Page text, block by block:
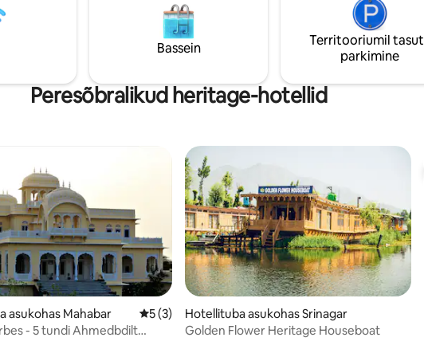
kirikuid ja mošeesid 🏛️
ja kultuuriaardeid 🛏️
läbimõeldult kujundatud tuba
töötamiseks. Söögirajatis: ülalpool
Airbnb-s on ainult majutus, ei sisalda toitu
ega kütteseadet.
Bassein
Territooriumil
parkimine
Peresõbralikud heritage-hotellid
5, 18 hinnangut
asukohas Mahabar Keskmine hinnang 5/5, 3 hinnangut
5 (3)
- 5 tundi Ahmedbdilt
Hotellituba asukohas Srinagar
Golden Flower Heritage Houseboat